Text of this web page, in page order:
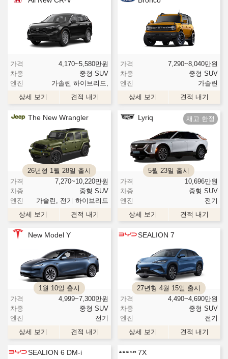
가격 4,170~5,580만원
차종
중형 SUV
엔진
가솔린 하이브리드,
상세 보기
견적 내기
가격 7,290~8,040만원
차종
중형 SUV
엔진
가솔린
상세 보기
견적 내기
The New Wrangler
26년형 1월 28일 출시
가격
7,270~10,220만원
차종
중형 SUV
엔진
가솔린, 전기 하이브리드
상세 보기
견적 내기
Lyriq
5월 23일 출시
가격
10,696만원
차종
중형 SUV
엔진
전기
상세 보기
견적 내기
New Model Y
1월 10일 출시
가격
4,999~7,300만원
차종
중형 SUV
엔진
전기
상세 보기
견적 내기
SEALION 7
27년형 4월 15일 출시
가격
4,490~4,690만원
차종
중형 SUV
엔진
전기
상세 보기
견적 내기
SEALION 6 DM-i 7X